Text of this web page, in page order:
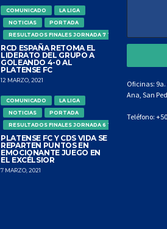
COMUNICADO
LA LIGA
NOTICIAS
PORTADA
RESULTADOS FINALES JORNADA 7 TORNEO CLAUSURA
RCD ESPAÑA RETOMA EL
LIDERATO DEL GRUPO A
GOLEANDO 4-0 AL
PLATENSE FC
12 MARZO, 2021
COMUNICADO
LA LIGA
NOTICIAS
PORTADA
RESULTADOS FINALES JORNADA 6 TORNEO CLAUSURA
PLATENSE FC Y CDS VIDA SE
REPARTEN PUNTOS EN
EMOCIONANTE JUEGO EN
EL EXCÉLSIOR
7 MARZO, 2021
Oficinas: 9a.
Ana, San
Teléfono: